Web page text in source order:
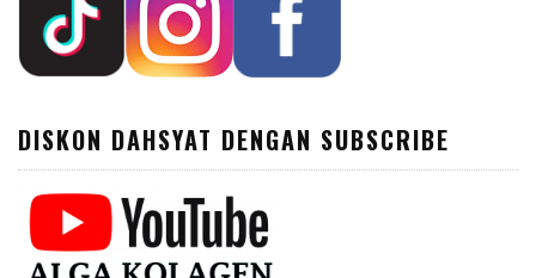
DISKON DAHSYAT DENGAN SUBSCRIBE